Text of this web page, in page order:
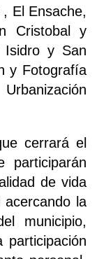
El Ensache,
Cristobal y
Isidro y San
y Fotografía
cerrará el
de vida
acercando la
municipio,
participación